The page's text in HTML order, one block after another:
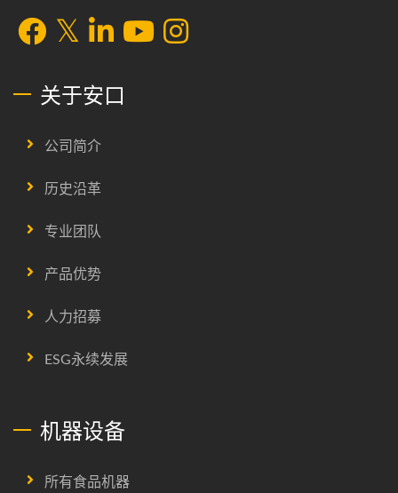
关于安口
公司简介
历史沿革
专业团队
产品优势
人力招募
ESG永续发展
机器设备
所有食品机器